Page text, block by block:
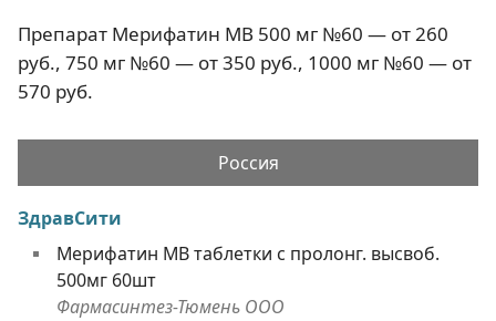
Препарат Мерифатин МВ 500 мг №60 — от 260
руб., 750 мг №60 — от 350 руб., 1000 мг №60 — от
570 руб.
Россия
ЗдравСити
Мерифатин МВ таблетки с пролонг. высвоб.
500мг 60шт
Фармасинтез-Тюмень ООО